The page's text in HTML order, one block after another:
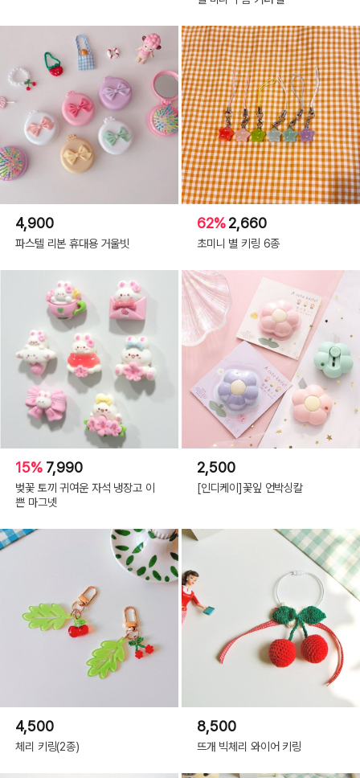
4,900
파스텔 리본 휴대용 거울빗
62%2,660
초미니 별 키링 6종
15% 7,990
벚꽃 토끼 귀여운 자석 냉장고 이
쁜 마그넷
2,500
[인디케이]꽃잎 언박싱칼
4,500
체리 키링(2종)
8,500
뜨개 빅체리 와이어 키링